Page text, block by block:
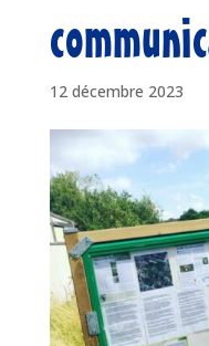
12 décembre 2023